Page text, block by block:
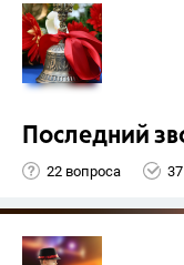
Последний
22 вопроса